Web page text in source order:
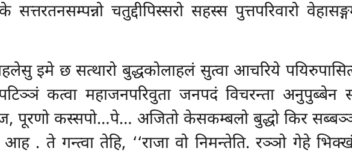
चतुद्दीपिस्सरो सहस्स पुत्तपरिवारो
इमे छ सत्थारो बुद्धकोलाहलं सुत्वा आचरिये पयिरुपासित्वा
पटिञ्ञं कत्वा महाजनपरिवुता जनपदं विचरन्ता अनुपुब्बेन
पूरणो कस्सपो…पे… अजितो केसकम्बलो बुद्धो किर
आह . ते गन्त्वा तेहि, ‘‘राजा वो निमन्तेति. रञ्ञो गेहे